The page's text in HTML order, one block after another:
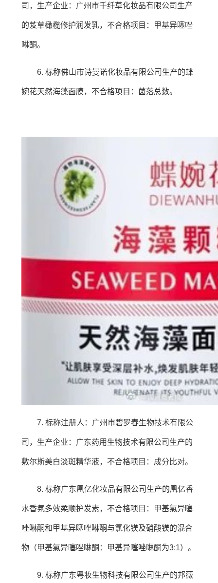
司，生产企业：广州市千纤草化妆品有限公司生产
的芨草橄榄修护润发乳，不合格项目：甲基异噻唑
啉酮。
6. 标称佛山市诗曼诺化妆品有限公司生产的蝶
婉花天然海藻面膜，不合格项目：菌落总数。
7. 标称注册人：广州市碧罗春生物技术有限公
司，生产企业：广东药用生物技术有限公司生产的
敷尔斯美白淡斑精华液，不合格项目：成分比对。
8. 标称广东凰亿化妆品有限公司生产的凰亿香
水香氛多效柔顺护发素，不合格项目：甲基氯异噻
唑啉酮和甲基异噻唑啉酮与氯化镁及硝酸镁的混合
物（甲基氯异噻唑啉酮：甲基异噻唑啉酮为3:1）。
9. 标称广东粤妆生物科技有限公司生产的邦薇